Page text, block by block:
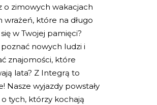
o zimowych wakacjach
wrażeń, które na długo
w Twojej pamięci?
nowych ludzi i
znajomości, które
lata? Z Integrą to
Nasze wyjazdy powstały
o tych, którzy kochają